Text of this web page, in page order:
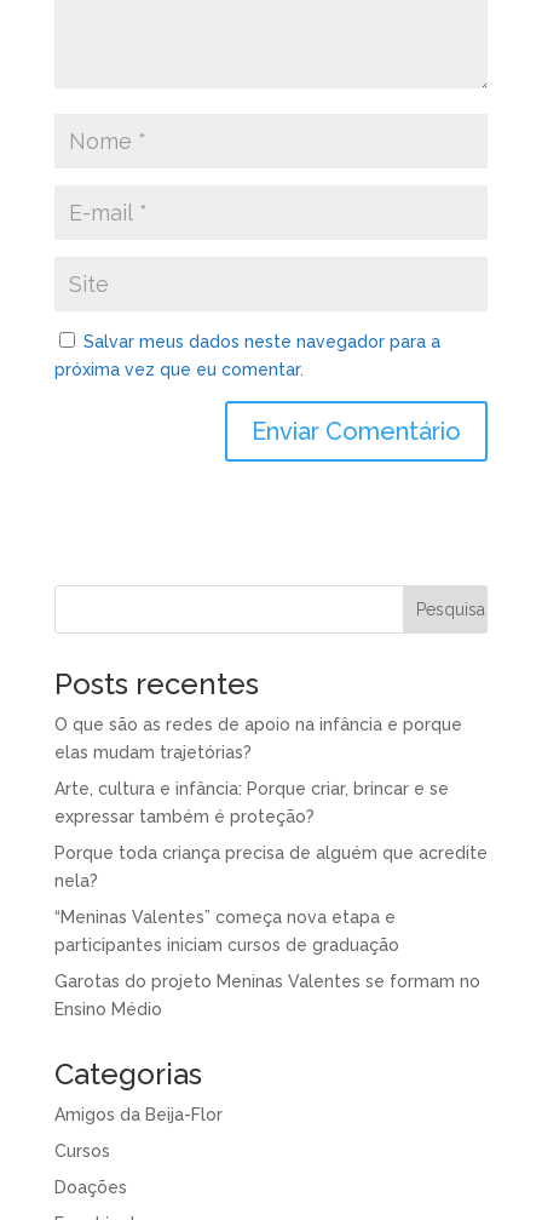
Salvar meus dados neste navegador para a
próxima vez que eu comentar.
Posts recentes
O que são as redes de apoio na infância e porque
elas mudam trajetórias?
Arte, cultura e infância: Porque criar, brincar e se
expressar também é proteção?
Porque toda criança precisa de alguém que acredite
nela?
“Meninas Valentes” começa nova etapa e
participantes iniciam cursos de graduação
Garotas do projeto Meninas Valentes se formam no
Ensino Médio
Categorias
Amigos da Beija-Flor
Cursos
Doações